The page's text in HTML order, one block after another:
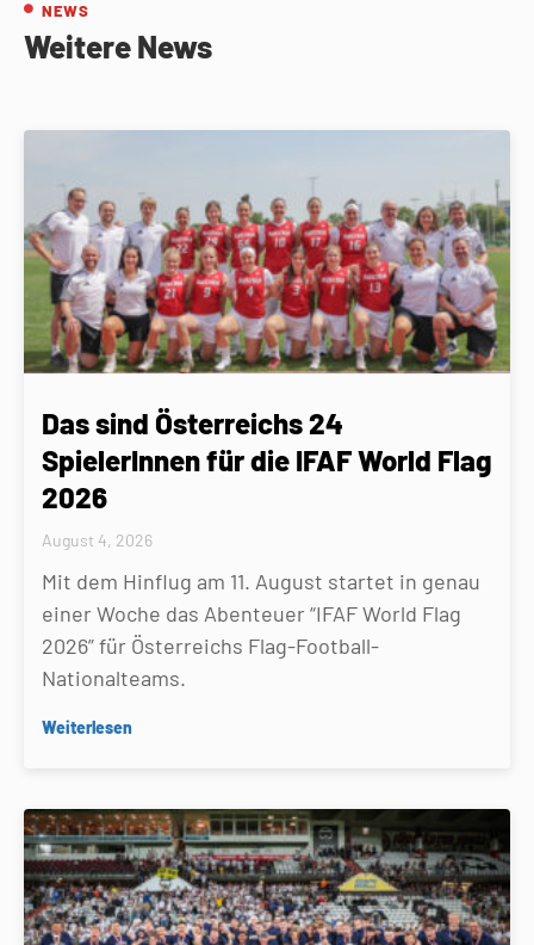
NEWS
Weitere News
Das sind Österreichs 24
SpielerInnen für die IFAF World Flag
2026
August 4, 2026
Mit dem Hinflug am 11. August startet in genau
einer Woche das Abenteuer “IFAF World Flag
2026” für Österreichs Flag-Football-
Nationalteams.
Weiterlesen